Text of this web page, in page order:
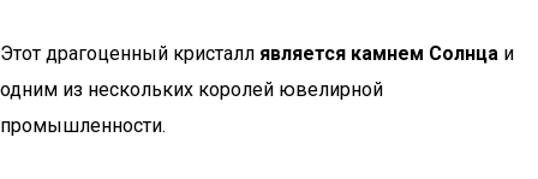
Этот драгоценный кристалл является камнем Солнца и
одним из нескольких королей ювелирной
промышленности.